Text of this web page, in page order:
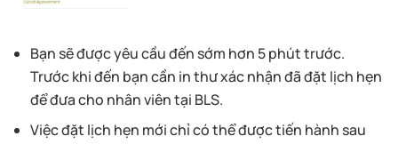
Bạn sẽ được yêu cầu đến sớm hơn 5 phút trước.
Trước khi đến bạn cần in thư xác nhận đã đặt lịch hẹn
để đưa cho nhân viên tại BLS.
Việc đặt lịch hẹn mới chỉ có thể được tiến hành sau